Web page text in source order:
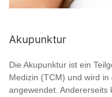
Akupunktur
Die Akupunktur ist ein
Medizin (TCM) und wird
angewendet. Andererseits